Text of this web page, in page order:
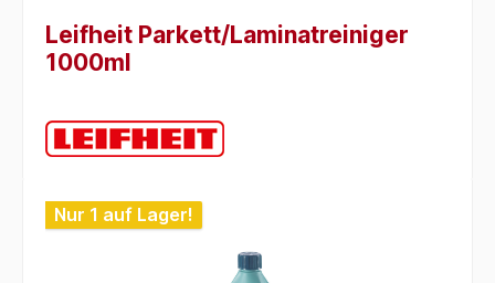
Leifheit Parkett/Laminatreiniger
1000ml
Bildergalerie überspringen
Nur 1 auf Lager!